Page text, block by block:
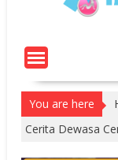
You are here
Cerita Dewasa